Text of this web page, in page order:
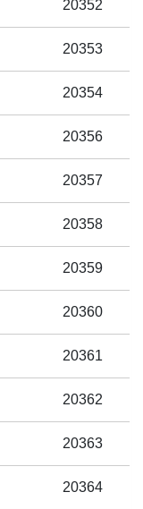
20352
20353
20354
20356
20357
20358
20359
20360
20361
20362
20363
20364